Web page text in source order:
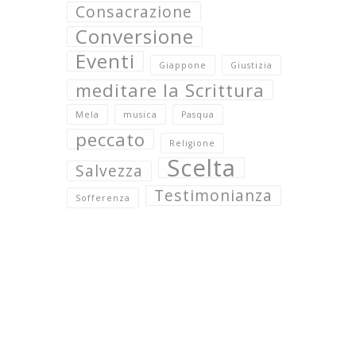
Consacrazione
Conversione
Eventi
Giappone Giustizia
meditare la Scrittura
Mela musica Pasqua
peccato Religione
Salvezza Scelta
Sofferenza Testimonianza